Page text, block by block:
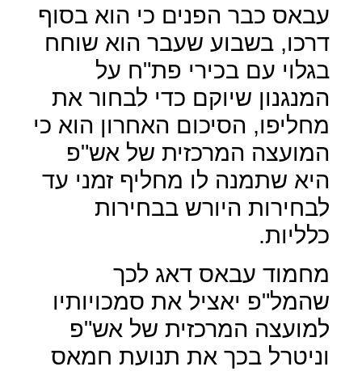
עבאס כבר הפנים כי הוא בסוף
דרכו, בשבוע שעבר הוא שוחח
בגלוי עם בכירי פת"ח על
המנגנון שיוקם כדי לבחור את
מחליפו, הסיכום האחרון הוא כי
המועצה המרכזית של אש"פ
היא שתמנה לו מחליף זמני עד
לבחירות היורש בבחירות
כלליות.
מחמוד עבאס דאג לכך
שהמל"פ יאציל את סמכויותיו
למועצה המרכזית של אש"פ
וניטרל בכך את תנועת חמאס